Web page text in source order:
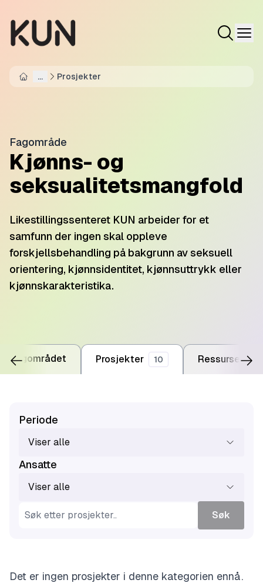
... Prosjekter
Fagområde
Kjønns- og
seksualitetsmangfold
Likestillingssenteret KUN arbeider for et
samfunn der ingen skal oppleve
forskjellsbehandling på bakgrunn av seksuell
orientering, kjønnsidentitet, kjønnsuttrykk eller
kjønnskarakteristika.
fagområdet Prosjekter 10 Ressurser
Periode
Viser alle
Ansatte
Viser alle
Søk
Det er ingen prosjekter i denne kategorien ennå.